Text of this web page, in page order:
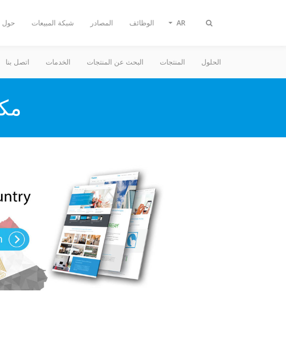
تبديل
حول شبكة المبيعات المصادر الوظائف AR
الحلول المنتجات البحث عن المنتجات الخدمات اتصل بنا